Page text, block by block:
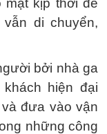
mặt kịp thời để
di chuyển,
bởi nhà ga
hiện đại
đưa vào vận
những công